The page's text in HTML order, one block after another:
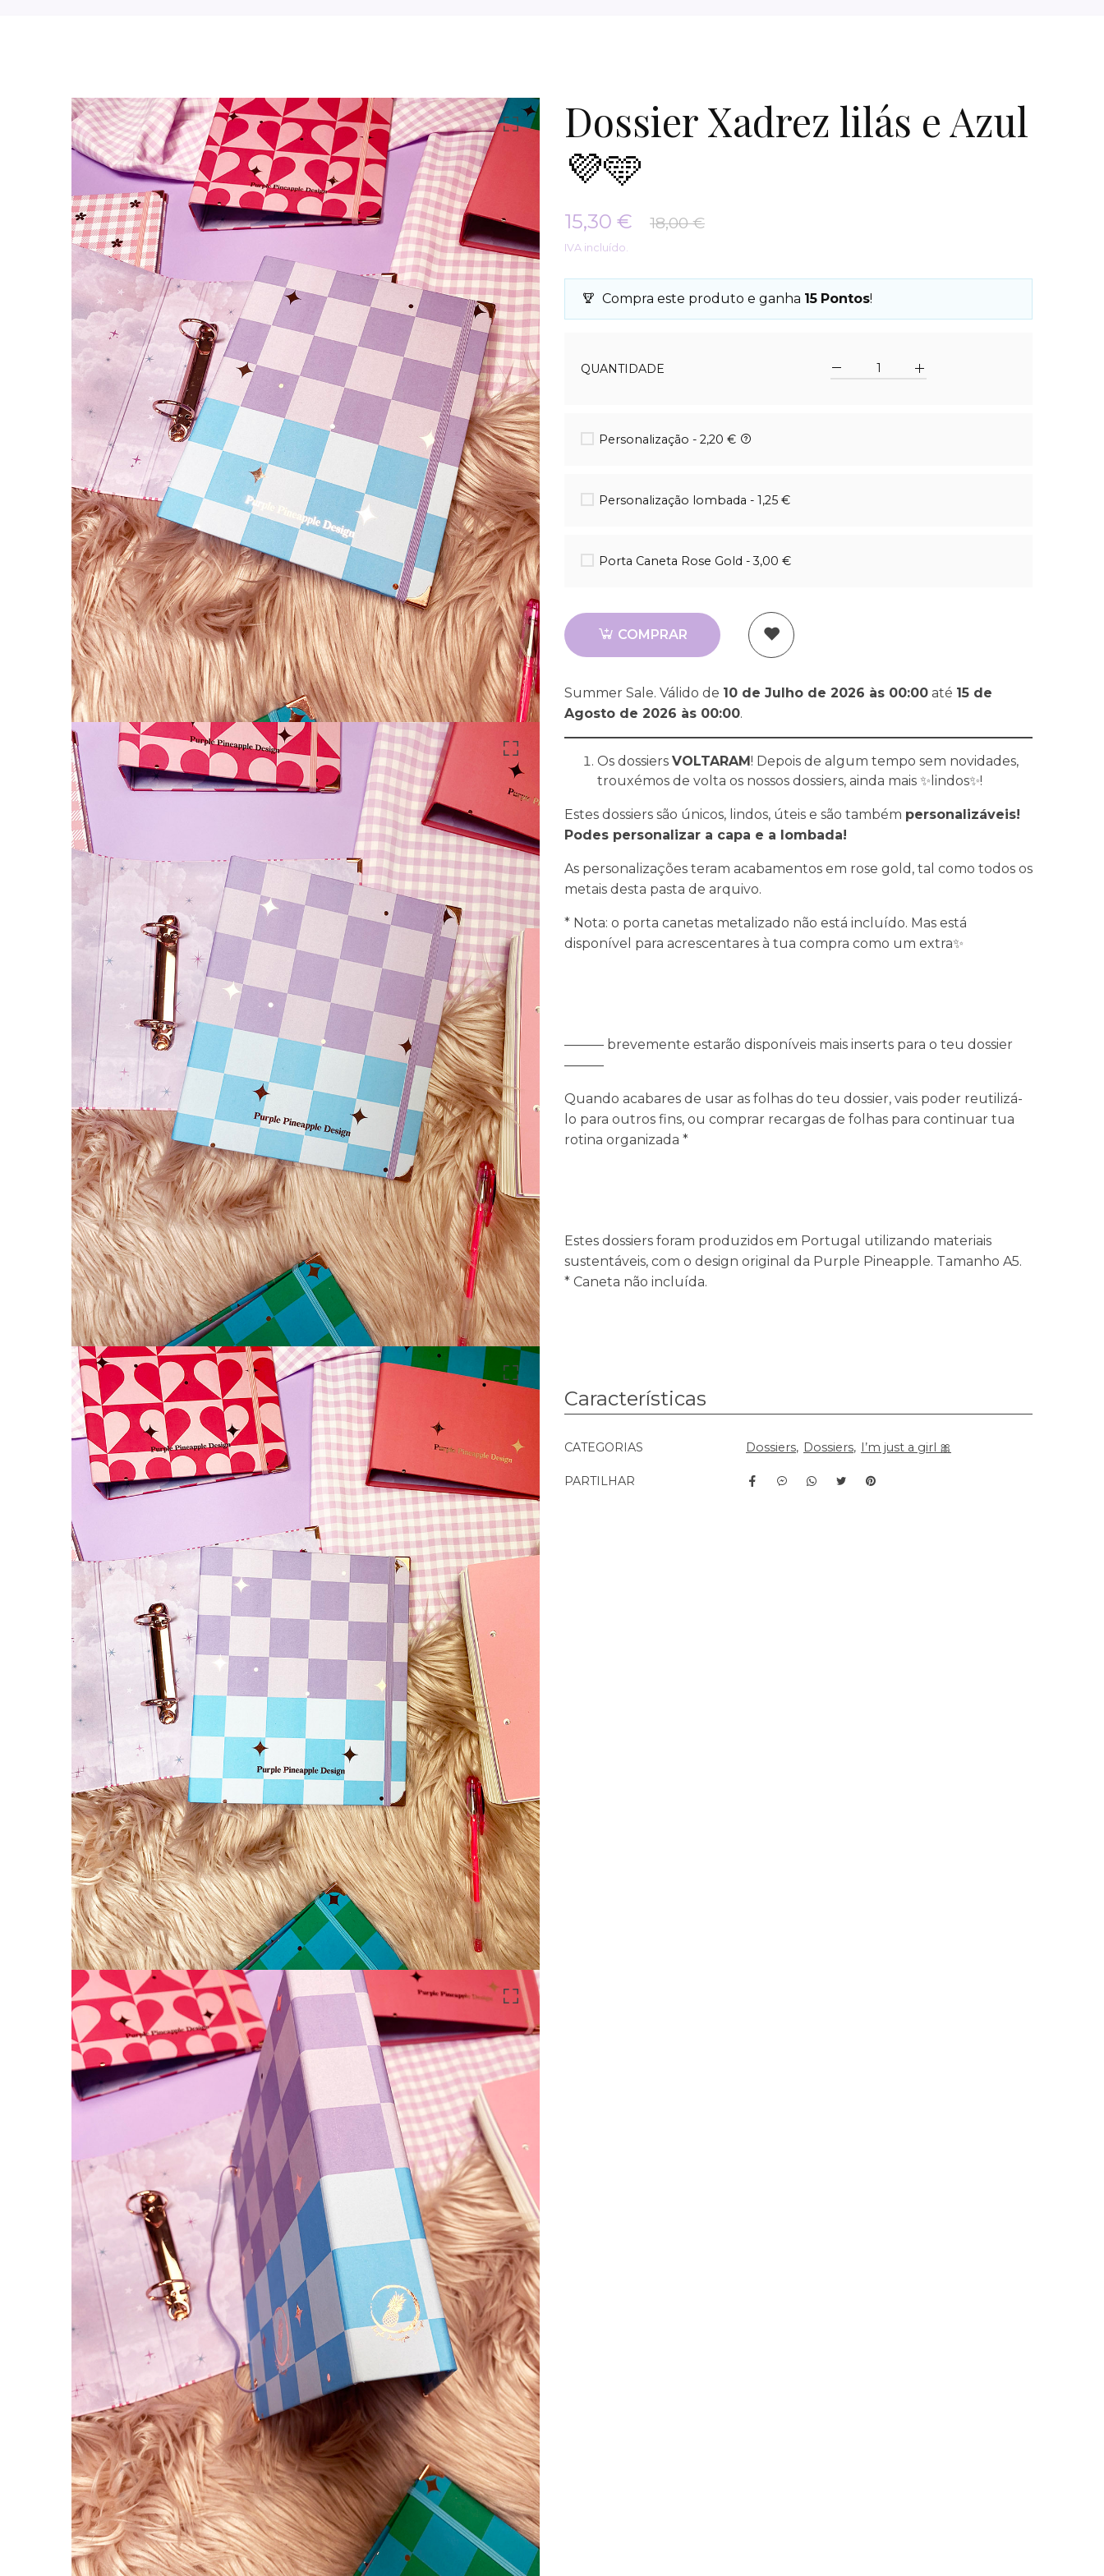
Dossier Xadrez lilás e Azul
💜🩵
15,30 € 18,00 €
IVA incluído.
Compra este produto e ganha 15 Pontos!
QUANTIDADE
Personalização - 2,20 €
Personalização lombada - 1,25 €
Porta Caneta Rose Gold - 3,00 €
COMPRAR
Summer Sale. Válido de 10 de Julho de 2026 às 00:00 até 15 de
Agosto de 2026 às 00:00.
Os dossiers VOLTARAM! Depois de algum tempo sem novidades,
trouxémos de volta os nossos dossiers, ainda mais ✨lindos✨!
Estes dossiers são únicos, lindos, úteis e são também personalizáveis!
Podes personalizar a capa e a lombada!
As personalizações teram acabamentos em rose gold, tal como todos os
metais desta pasta de arquivo.
* Nota: o porta canetas metalizado não está incluído. Mas está
disponível para acrescentares à tua compra como um extra✨
——— brevemente estarão disponíveis mais inserts para o teu dossier
———
Quando acabares de usar as folhas do teu dossier, vais poder reutilizá-
lo para outros fins, ou comprar recargas de folhas para continuar tua
rotina organizada *
Estes dossiers foram produzidos em Portugal utilizando materiais
sustentáveis, com o design original da Purple Pineapple. Tamanho A5.
* Caneta não incluída.
Características
Características
CATEGORIAS Dossiers Dossiers I’m just a girl 🎀
PARTILHAR